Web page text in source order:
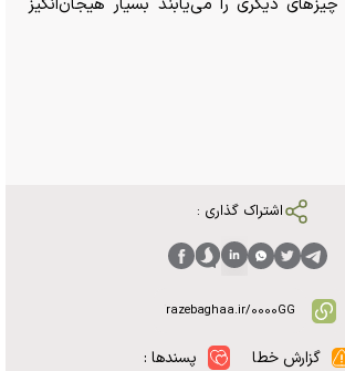
دیگری را می‌یابند بسیار هیجان‌انگیز
اشتراک گذاری :
گزارش خطا پسندها :